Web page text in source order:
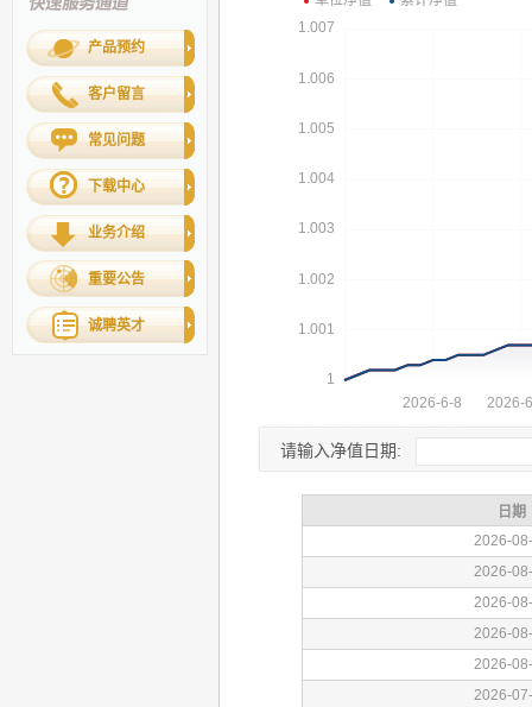
产品预约
客户留言
常见问题
下载中心
业务介绍
重要公告
诚聘英才
请输入净值日期: